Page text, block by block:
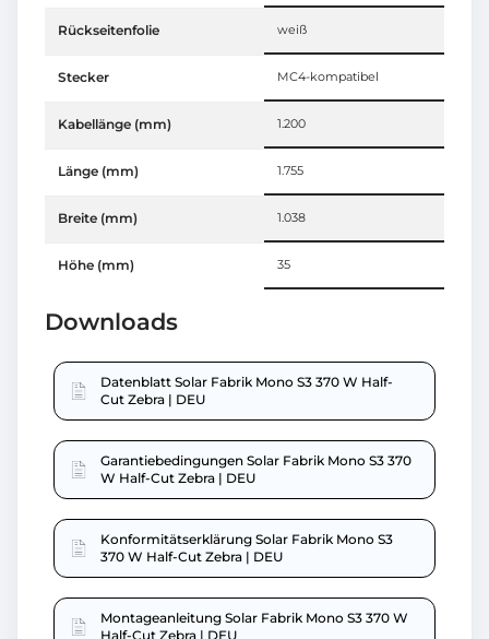
Rückseitenfolie weiß
Stecker MC4-kompatibel
Kabellänge (mm) 1.200
Länge (mm) 1.755
Breite (mm) 1.038
Höhe (mm) 35
Downloads
Datenblatt Solar Fabrik Mono S3 370 W Half-
Cut Zebra | DEU
Garantiebedingungen Solar Fabrik Mono S3 370
W Half-Cut Zebra | DEU
Konformitätserklärung Solar Fabrik Mono S3
370 W Half-Cut Zebra | DEU
Montageanleitung Solar Fabrik Mono S3 370 W
Half-Cut Zebra | DEU